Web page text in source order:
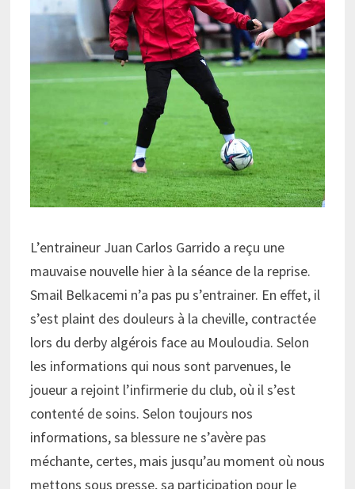
L’entraineur Juan Carlos Garrido a reçu une
mauvaise nouvelle hier à la séance de la reprise.
Smail Belkacemi n’a pas pu s’entrainer. En effet, il
s’est plaint des douleurs à la cheville, contractée
lors du derby algérois face au Mouloudia. Selon
les informations qui nous sont parvenues, le
joueur a rejoint l’infirmerie du club, où il s’est
contenté de soins. Selon toujours nos
informations, sa blessure ne s’avère pas
méchante, certes, mais jusqu’au moment où nous
mettons sous presse, sa participation pour le